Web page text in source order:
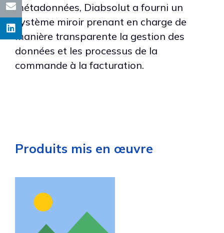
métadonnées, Diabsolut a fourni un
système miroir prenant en charge de
manière transparente la gestion des
données et les processus de la
commande à la facturation.
Produits mis en œuvre